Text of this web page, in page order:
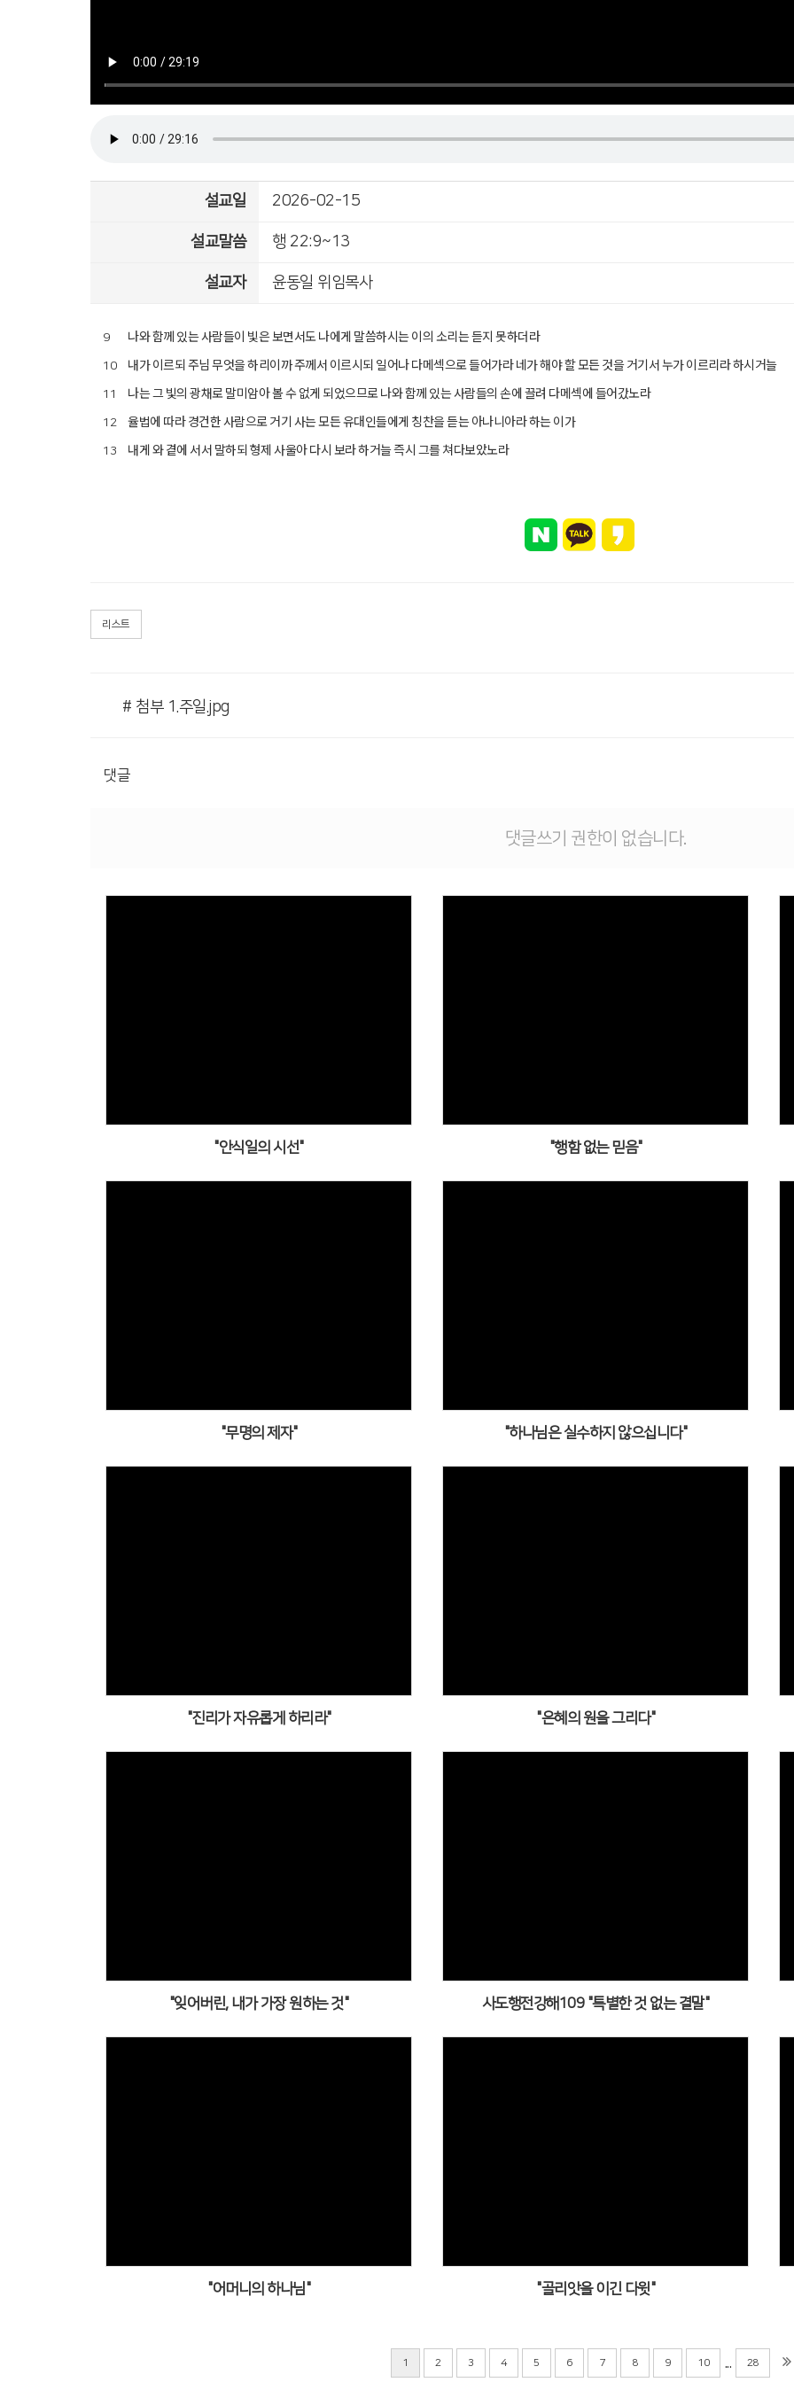
설교일 2026-02-15
설교말씀 행 22:9~13
설교자 윤동일 위임목사
9 나와 함께 있는 사람들이 빛은 보면서도 나에게 말씀하시는 이의 소리는 듣지 못하더라
10 내가 이르되 주님 무엇을 하리이까 주께서 이르시되 일어나 다메섹으로 들어가라 네가 해야 할 모든 것을 거기서 누가 이르리라 하시거늘
11 나는 그 빛의 광채로 말미암아 볼 수 없게 되었으므로 나와 함께 있는 사람들의 손에 끌려 다메섹에 들어갔노라
12 율법에 따라 경건한 사람으로 거기 사는 모든 유대인들에게 칭찬을 듣는 아나니아라 하는 이가
13 내게 와 곁에 서서 말하되 형제 사울아 다시 보라 하거늘 즉시 그를 쳐다보았노라
리스트
# 첨부 1.주일.jpg
댓글
댓글쓰기 권한이 없습니다.
"안식일의 시선" "행함 없는 믿음"
"무명의 제자" "하나님은 실수하지 않으십니다"
"진리가 자유롭게 하리라" "은혜의 원을 그리다"
"잊어버린, 내가 가장 원하는 것" 사도행전강해109 "특별한 것 없는 결말"
"어머니의 하나님" "골리앗을 이긴 다윗"
1 2 3 4 5 6 7 8 9 10 ... 28